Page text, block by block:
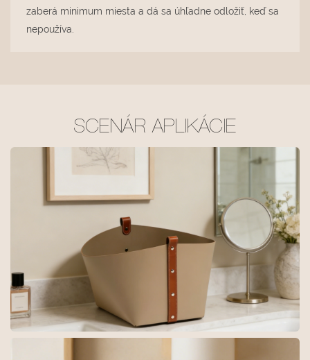
zaberá minimum miesta a dá sa úhľadne odložiť, keď sa
nepoužíva.
SCENÁR APLIKÁCIE